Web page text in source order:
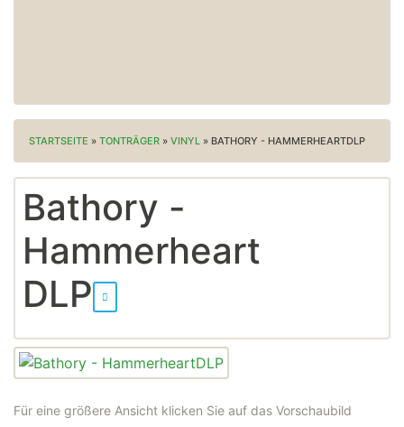
STARTSEITE » TONTRÄGER » VINYL » BATHORY - HAMMERHEARTDLP
Bathory -
Hammerheart
DLP
Für eine größere Ansicht klicken Sie auf das Vorschaubild